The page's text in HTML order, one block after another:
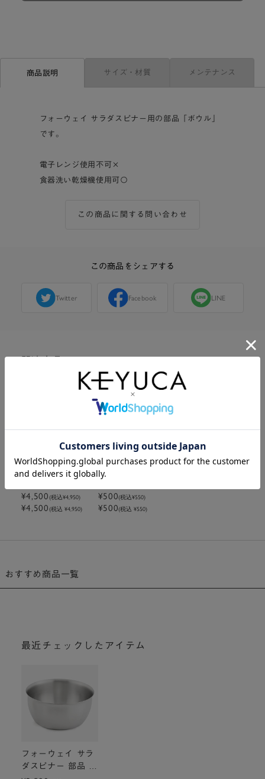
商品説明 サイズ・材質 メンテナンス
フォーウェイ サラダスピナー用の部品「ボウル」
です。
電子レンジ使用不可×
食器洗い乾燥機使用可〇
この商品に関する問い合わせ
この商品をシェアする
Twitter Facebook LINE
フォーウェイ・サ
¥4,500(税込¥4,950)
¥4,500(税込 ¥4,950)
在庫なし
フォーウェイ サラ
ダスピナー 部品 ザ
ル
¥500(税込¥550)
¥500(税込 ¥550)
おすすめ商品一覧
最近チェックしたアイテム
フォーウェイ サラ
ダスピナー 部品 ボ